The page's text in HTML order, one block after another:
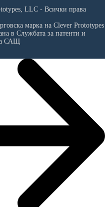
LLC - Всички права
марка на Clever
в Службата за патенти и
САЩ